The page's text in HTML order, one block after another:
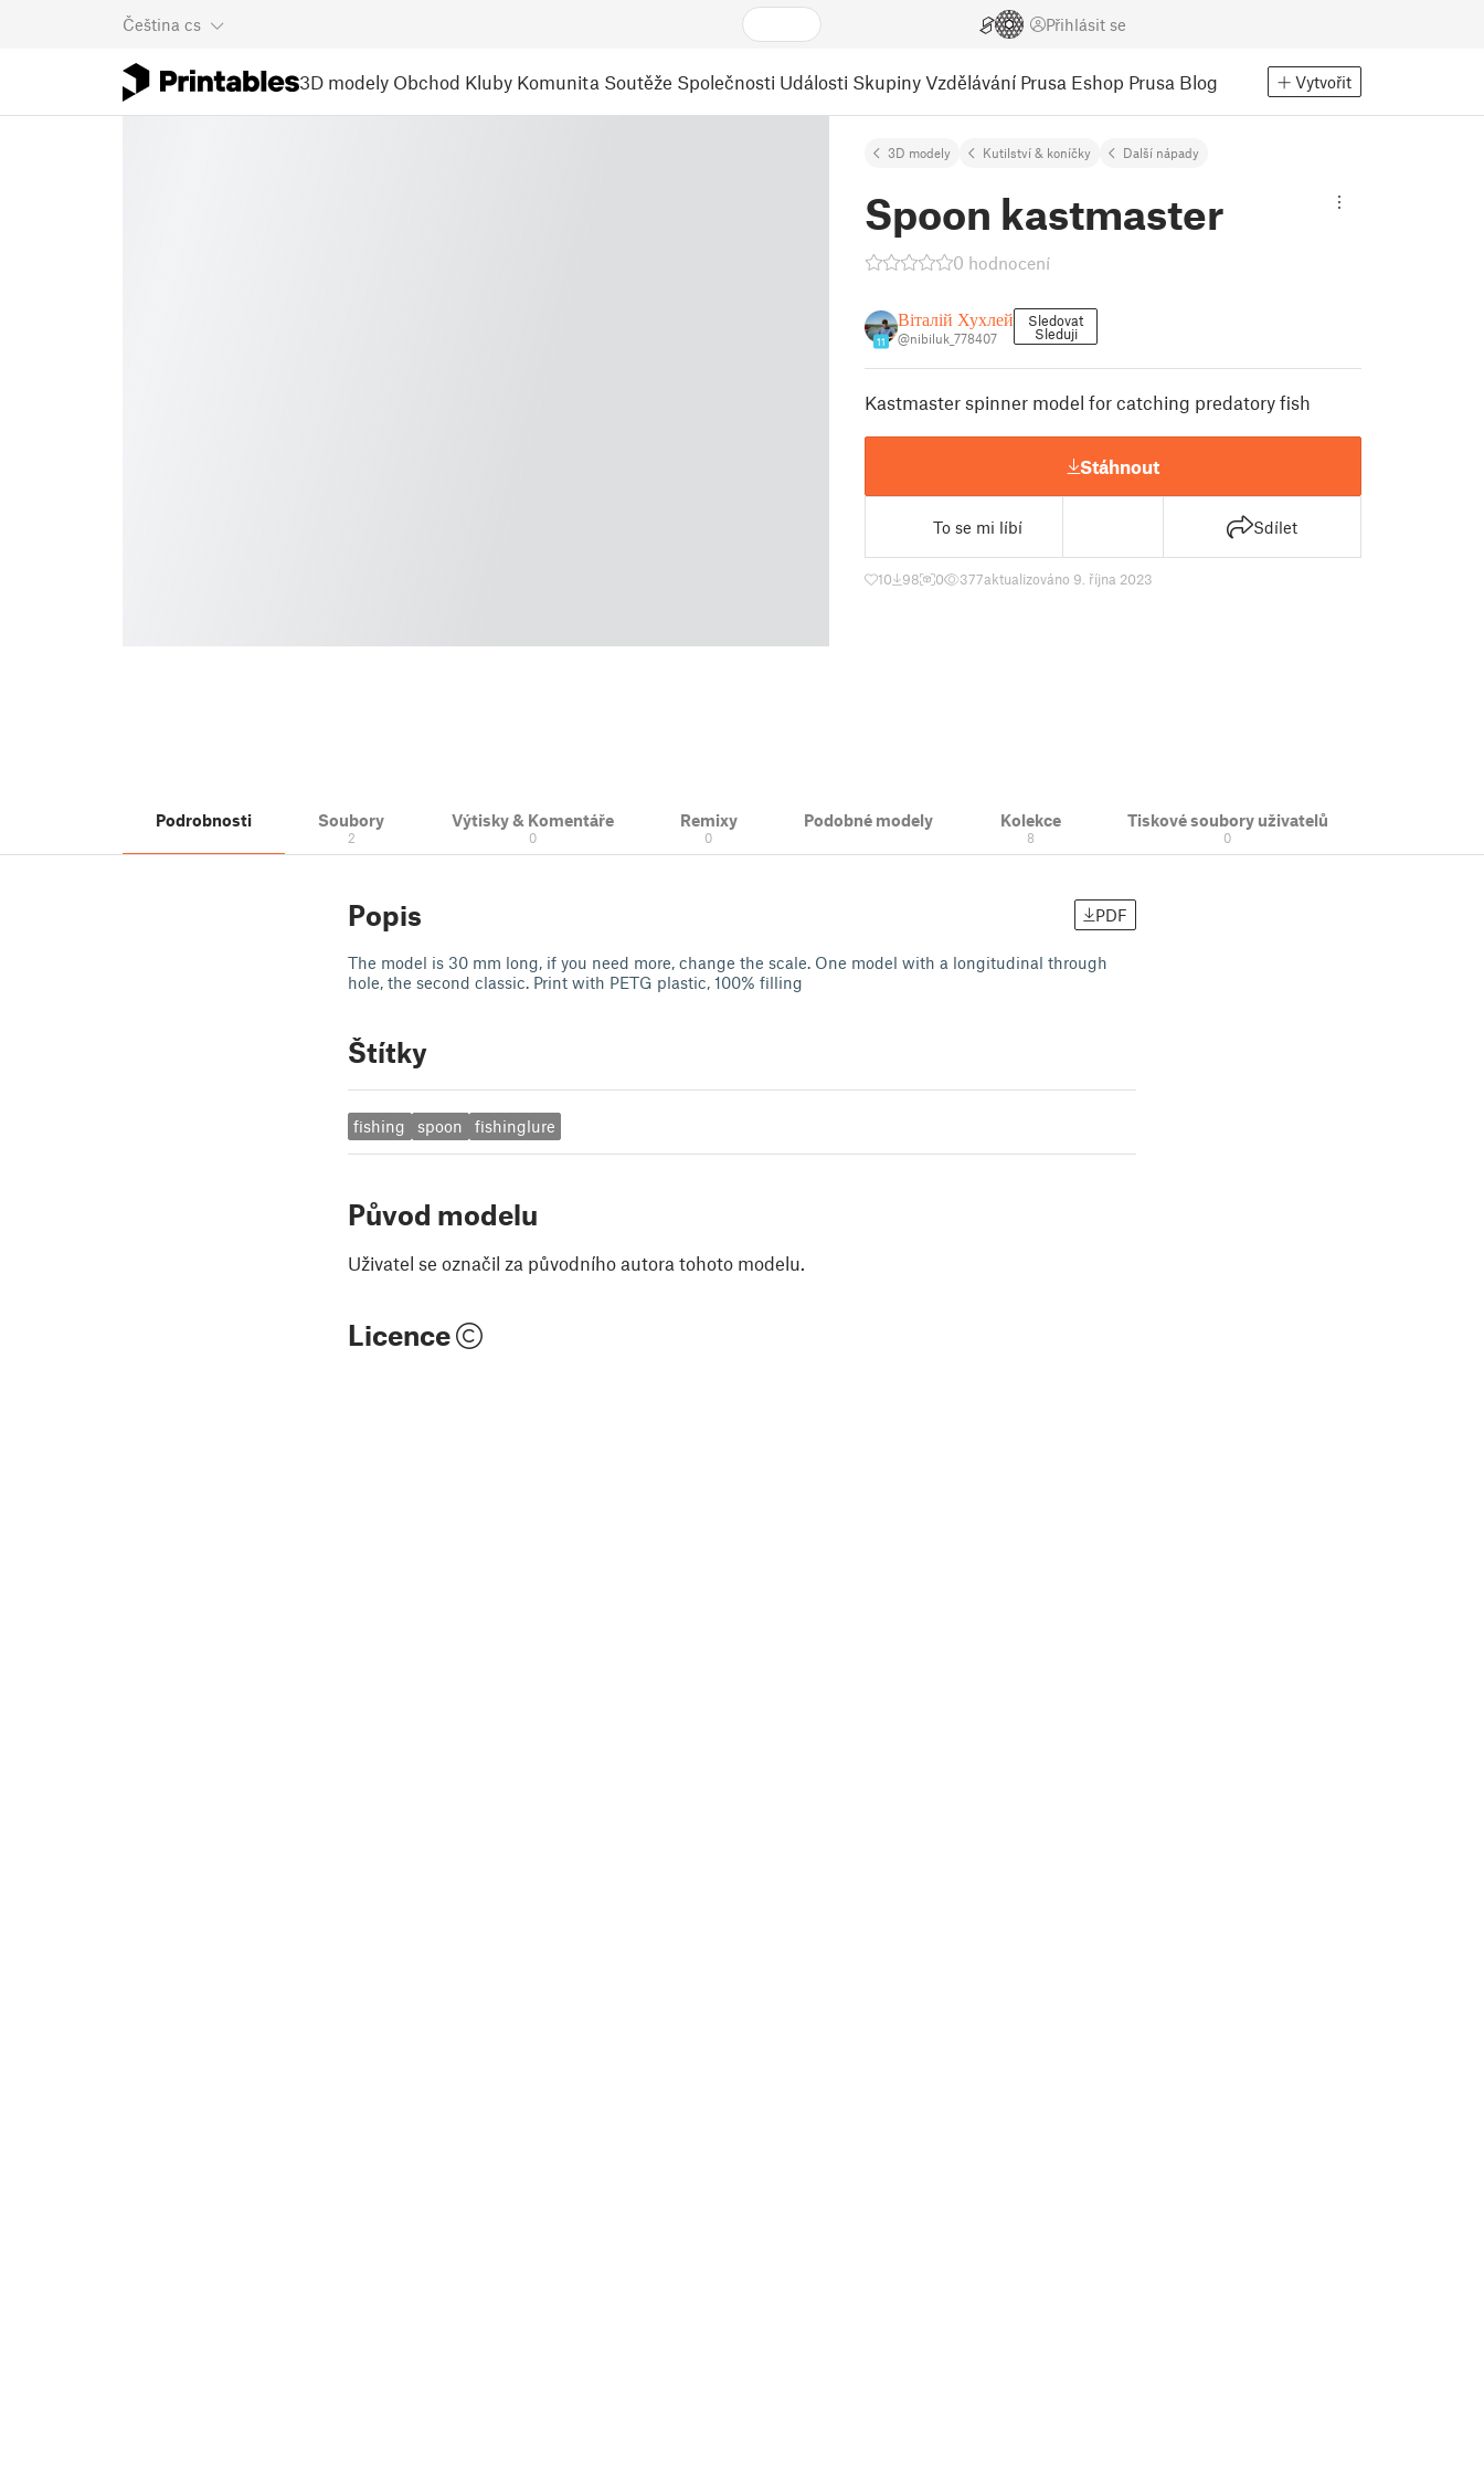
Čeština cs Přihlásit se
3D modely Obchod Kluby Komunita Soutěže Společnosti Události Skupiny Vzdělávání Prusa Eshop Prusa Blog Vytvořit
3D modely Kutilství & koníčky Další nápady
Spoon kastmaster
0 hodnocení
11
Віталій Хухлей
@nibiluk_778407
Sledovat
Sleduji
Kastmaster spinner model for catching predatory fish
Stáhnout
To se mi líbí Sdílet
10 98 0 377aktualizováno 9. října 2023
Podrobnosti Soubory
2
Výtisky & Komentáře
0
Remixy
0
Podobné modely Kolekce
8
Tiskové soubory uživatelů
0
Popis PDF
The model is 30 mm long, if you need more, change the scale. One model with a longitudinal through
hole, the second classic. Print with PETG plastic, 100% filling
Štítky
fishing spoon fishinglure
Původ modelu
Uživatel se označil za původního autora tohoto modelu.
Licence